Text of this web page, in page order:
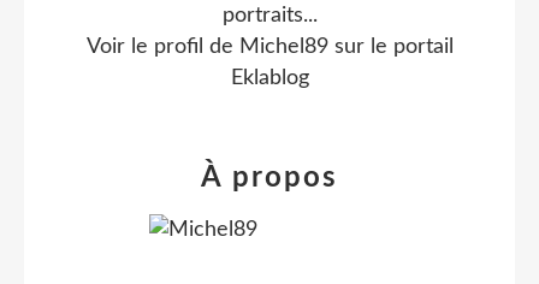
portraits...
Voir le profil de Michel89sur le portail
Eklablog
À propos